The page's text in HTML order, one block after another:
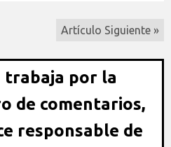
Artículo Siguiente »
trabaja por la
de comentarios,
responsable de